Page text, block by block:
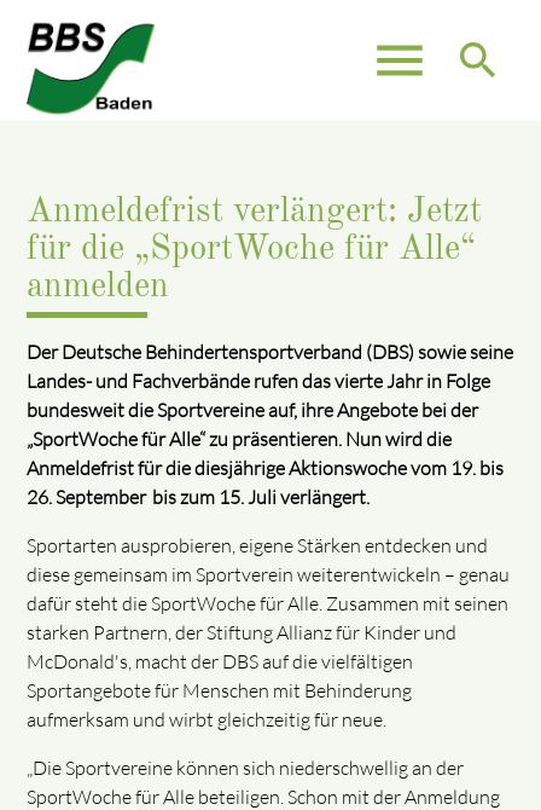
menu search
Anmeldefrist verlängert: Jetzt
für die „SportWoche für Alle“
anmelden
Der Deutsche Behindertensportverband (DBS) sowie seine
Landes- und Fachverbände rufen das vierte Jahr in Folge
bundesweit die Sportvereine auf, ihre Angebote bei der
„SportWoche für Alle“ zu präsentieren. Nun wird die
Anmeldefrist für die diesjährige Aktionswoche vom 19. bis
26. September bis zum 15. Juli verlängert.
Sportarten ausprobieren, eigene Stärken entdecken und
diese gemeinsam im Sportverein weiterentwickeln – genau
dafür steht die SportWoche für Alle. Zusammen mit seinen
starken Partnern, der Stiftung Allianz für Kinder und
McDonald's, macht der DBS auf die vielfältigen
Sportangebote für Menschen mit Behinderung
aufmerksam und wirbt gleichzeitig für neue.
„Die Sportvereine können sich niederschwellig an der
SportWoche für Alle beteiligen. Schon mit der Anmeldung